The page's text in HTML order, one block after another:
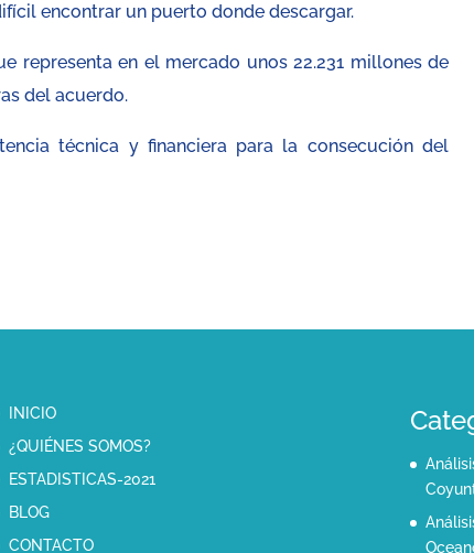
encontrar un puerto donde descargar.
representa en el mercado unos 22.231 millones de
del acuerdo.
técnica y financiera para la consecución del
INICIO
¿QUIÉNES SOMOS?
ESTADISTICAS-2021
BLOG
CONTACTO